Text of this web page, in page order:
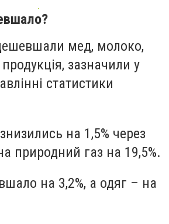
мед, молоко,
зазначили у
статистики
на 1,5% через
природний газ на 19,5%.
на 3,2%, а одяг – на